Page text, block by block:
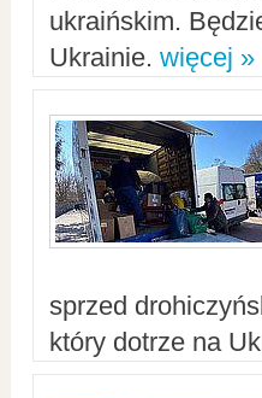
ukraińskim.
Ukrainie. więcej »
sprzed
który dotrze na